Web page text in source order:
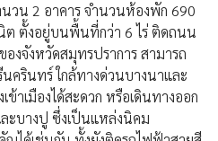
นวน 2 อาคาร จำนวนห้องพัก 690
ตั้งอยู่บนพื้นที่กว่า 6 ไร่ ติดถนน
งจังหวัดสมุทรปราการ สามารถ
รินทร์ ใกล้ทางด่วนบางนาและ
าเมืองได้สะดวก หรือเดินทางออก
ะบางปู ซึ่งเป็นแหล่งนิคม